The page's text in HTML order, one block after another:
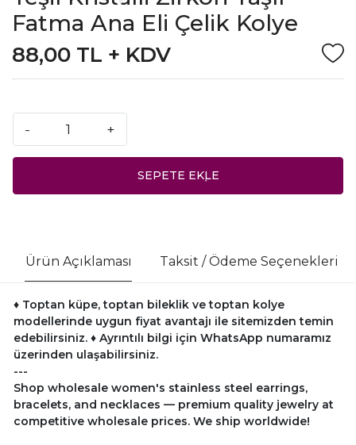
Fatma Ana Eli Çelik Kolye
88,00 TL + KDV
- +
SEPETE EKLE
Ürün Açıklaması Taksit / Ödeme Seçenekleri
♦ Toptan küpe, toptan bileklik ve toptan kolye
modellerinde uygun fiyat avantajı ile sitemizden temin
edebilirsiniz. ♦ Ayrıntılı bilgi için WhatsApp numaramız
üzerinden ulaşabilirsiniz.
---
Shop wholesale women's stainless steel earrings,
bracelets, and necklaces — premium quality jewelry at
competitive wholesale prices. We ship worldwide!